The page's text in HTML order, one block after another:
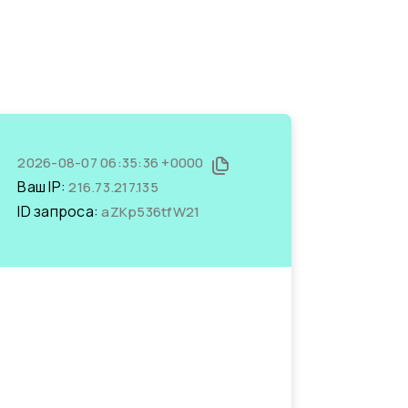
2026-08-07 06:35:36 +0000
Ваш IP:216.73.217.135
ID запроса:aZKp536tfW21